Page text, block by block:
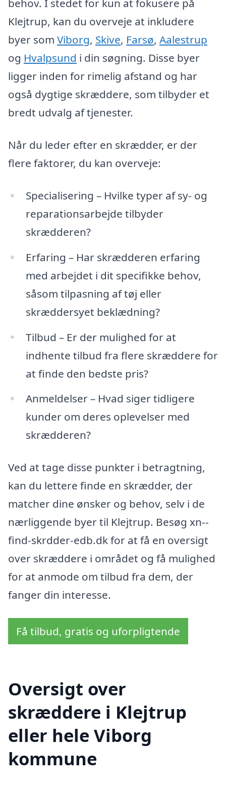
behov. I stedet for kun at fokusere på
Klejtrup, kan du overveje at inkludere
byer som Viborg, Skive, Farsø, Aalestrup
og Hvalpsund i din søgning. Disse byer
ligger inden for rimelig afstand og har
også dygtige skræddere, som tilbyder et
bredt udvalg af tjenester.
Når du leder efter en skrædder, er der
flere faktorer, du kan overveje:
Specialisering – Hvilke typer af sy- og
reparationsarbejde tilbyder
skrædderen?
Erfaring – Har skrædderen erfaring
med arbejdet i dit specifikke behov,
såsom tilpasning af tøj eller
skræddersyet beklædning?
Tilbud – Er der mulighed for at
indhente tilbud fra flere skræddere for
at finde den bedste pris?
Anmeldelser – Hvad siger tidligere
kunder om deres oplevelser med
skrædderen?
Ved at tage disse punkter i betragtning,
kan du lettere finde en skrædder, der
matcher dine ønsker og behov, selv i de
nærliggende byer til Klejtrup. Besøg xn--
find-skrdder-edb.dk for at få en oversigt
over skræddere i området og få mulighed
for at anmode om tilbud fra dem, der
fanger din interesse.
Få tilbud, gratis og uforpligtende
Oversigt over
skræddere i Klejtrup
eller hele Viborg
kommune